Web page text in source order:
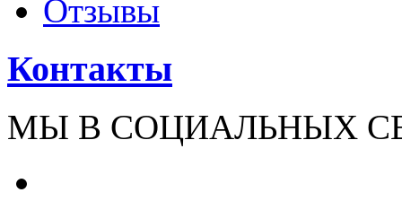
Отзывы
Контакты
МЫ В СОЦИАЛЬНЫХ